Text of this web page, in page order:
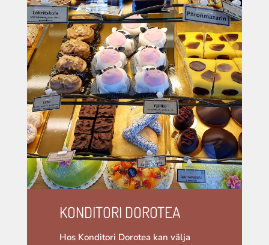
KONDITORI DOROTEA
Hos Konditori Dorotea kan välja